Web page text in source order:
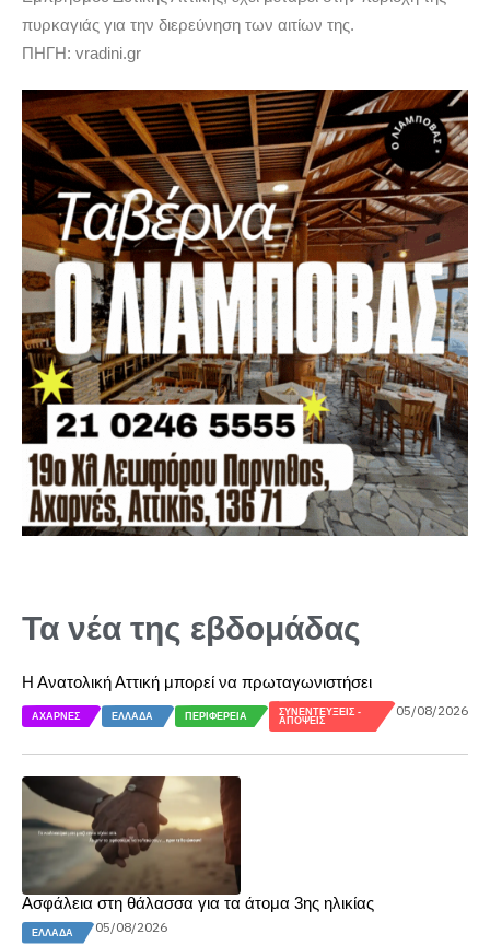
πυρκαγιάς για την διερεύνηση των αιτίων της.
ΠΗΓΗ: vradini.gr
Τα νέα της εβδομάδας
Η Ανατολική Αττική μπορεί να πρωταγωνιστήσει
ΑΧΑΡΝΈΣ ΕΛΛΆΔΑ ΠΕΡΙΦΈΡΕΙΑ
ΣΥΝΕΝΤΕΎΞΕΙΣ -
ΑΠΌΨΕΙΣ
05/08/2026
Ασφάλεια στη θάλασσα για τα άτομα 3ης ηλικίας
ΕΛΛΆΔΑ 05/08/2026